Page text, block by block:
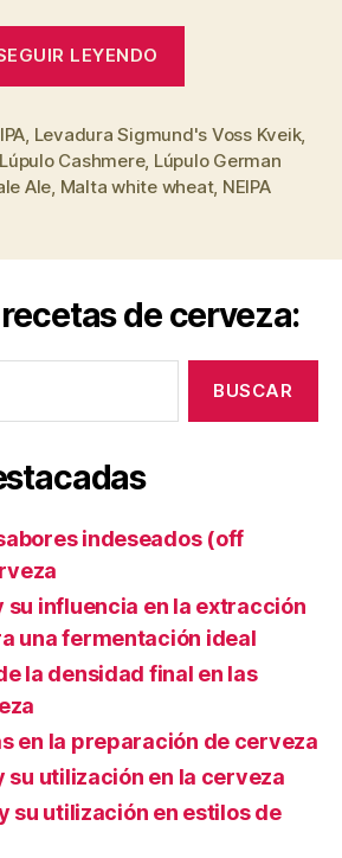
LEYENDO
Cashmere
y
Azacca”
Levadura Sigmund's Voss Kveik,
Lúpulo Cashmere, Lúpulo German
Ale Malta white wheat, NEIPA
de cerveza:
indeseados (off
su influencia en la extracción
una fermentación ideal
la densidad final en las
en la preparación de cerveza
su utilización en la cerveza
su utilización en estilos de